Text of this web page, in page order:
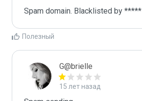
Spam domain. Blacklisted by *****
Полезный
G@brielle
15 лет назад